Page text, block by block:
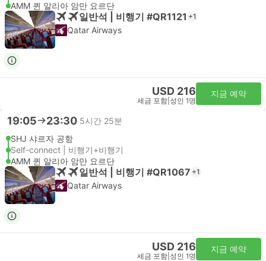
AMM 퀸 알리아 암만 요르단
일반석 | 비행기 #QR1121 +1
Qatar Airways
USD 216
세금 포함 성인 1명
지금 예약
19:05 23:30 5시간 25분
SHJ 샤르자 공항
Self-connect | 비행기+비행기
AMM 퀸 알리아 암만 요르단
일반석 | 비행기 #QR1067 +1
Qatar Airways
USD 216
세금 포함 성인 1명
지금 예약